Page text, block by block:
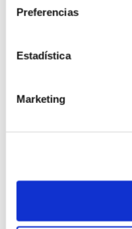
Preferencias
Estadística
Marketing
Alcantara.
2
ver más